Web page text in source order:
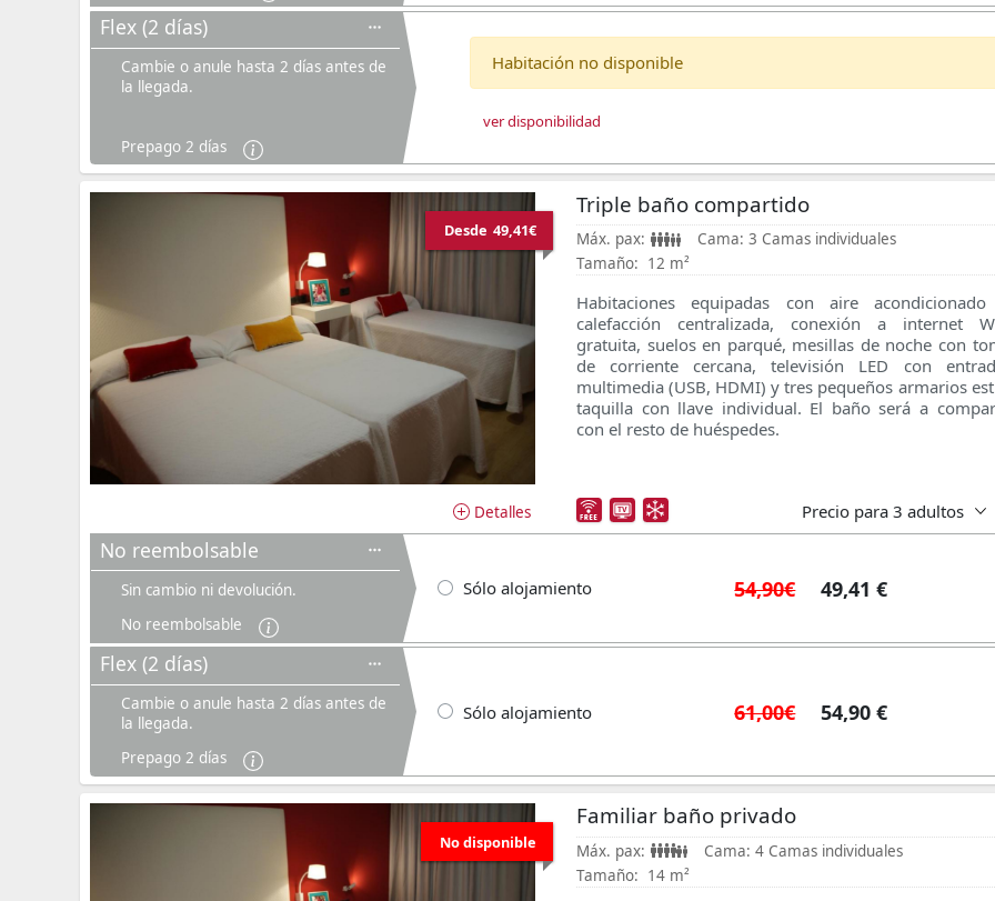
Flex (2 días)
Cambie o anule hasta 2 días antes de
la llegada.
Prepago 2 días
Habitación no disponible
ver disponibilidad
Desde 49,41€
Detalles
Triple baño compartido
Máx. pax: Cama: 3 Camas individuales
Tamaño: 12 m²
Habitaciones equipadas con aire
calefacción centralizada, conexión a internet
gratuita, suelos en parqué, mesillas de noche con
de corriente cercana, televisión LED con
multimedia (USB, HDMI) y tres pequeños armarios
taquilla con llave individual. El baño será a
con el resto de huéspedes.
Precio para3 adultos
No reembolsable
Sin cambio ni devolución.
No reembolsable
Sólo alojamiento 54,90€ 49,41 €
Flex (2 días)
Cambie o anule hasta 2 días antes de
la llegada.
Prepago 2 días
Sólo alojamiento 61,00€ 54,90 €
No disponible
Familiar baño privado
Máx. pax: Cama: 4 Camas individuales
Tamaño: 14 m²